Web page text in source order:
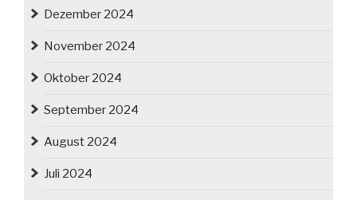
Dezember 2024
November 2024
Oktober 2024
September 2024
August 2024
Juli 2024